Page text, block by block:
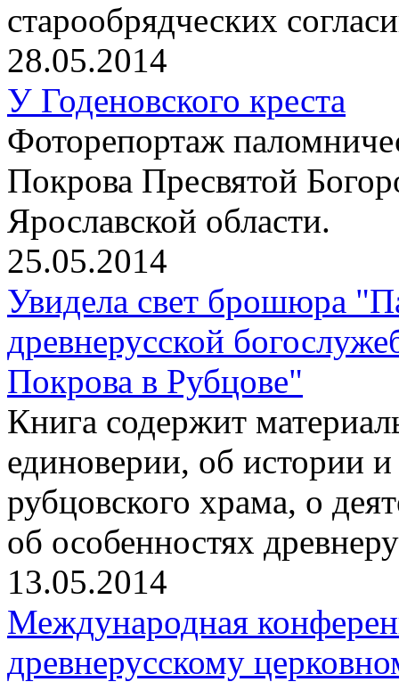
старообрядческих
28.05.2014
У Годеновского креста
Фоторепортаж
Покрова Пресвятой
Ярославской области.
25.05.2014
Увидела свет брошюра
древнерусской
Покрова в Рубцове"
Книга содержит
единоверии, об истории
рубцовского храма, о
об особенностях
13.05.2014
Международная
древнерусскому